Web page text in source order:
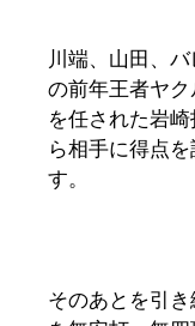
川端、山田、
の前年王者ヤ
を任された岩
ら相手に得点
す。
そのあとを引